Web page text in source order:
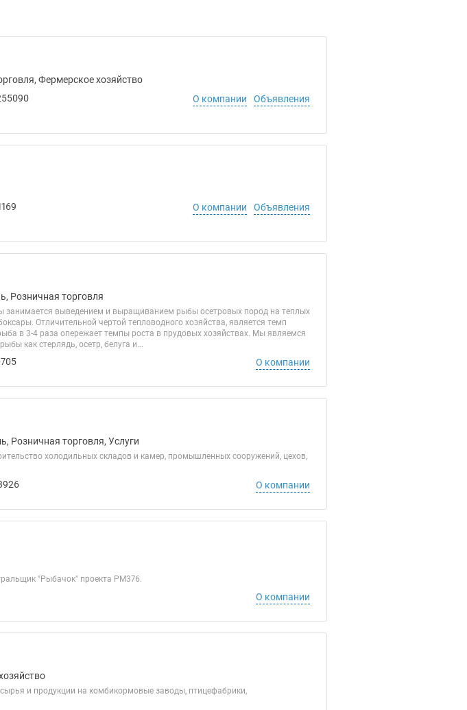
Фермерское хозяйство
О компании Объявления
О компании Объявления
Розничная торговля
выведением и выращиванием рыбы осетровых пород на теплых
Отличительной чертой тепловодного хозяйства, является темп
в 3-4 раза опережает темпы роста в прудовых хозяйствах. Мы являемся
как стерлядь, осетр, белуга и...
О компании
Розничная торговля, Услуги
холодильных складов и камер, промышленных сооружений, цехов,
О компании
"Рыбачок" проекта РМ376.
О компании
и продукции на комбикормовые заводы, птицефабрики,